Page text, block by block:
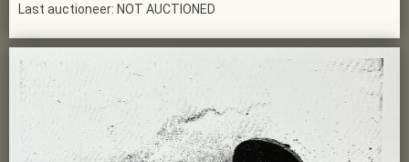
Last auctioneer: NOT AUCTIONED